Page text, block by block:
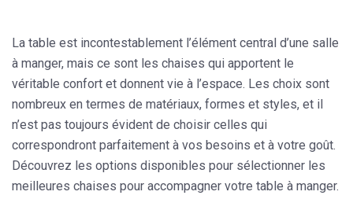
La table est incontestablement l’élément central d’une salle
à manger, mais ce sont les chaises qui apportent le
véritable confort et donnent vie à l’espace. Les choix sont
nombreux en termes de matériaux, formes et styles, et il
n’est pas toujours évident de choisir celles qui
correspondront parfaitement à vos besoins et à votre goût.
Découvrez les options disponibles pour sélectionner les
meilleures chaises pour accompagner votre table à manger.